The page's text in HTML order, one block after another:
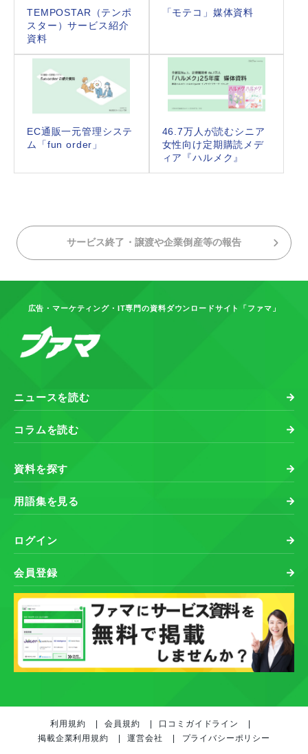
TEMPOSTAR（テンポ
スター）サービス紹介
資料
「モテコ」媒体資料
EC通販一元管理システ
ム「fun order」
46.7万人が読むシニア
女性向け定期購読メデ
ィア『ハルメク』
サービス終了・譲渡や企業倒産等の報告
広告・マーケティング・IT専門の資料ダウンロードサイト「ファマ」
ニュースを読む
コラムを読む
資料を探す
用語集を見る
ログイン
会員登録
利用規約 会員規約
口コミガイドライン
掲載企業利用規約
運営会社 プライバシーポリシー